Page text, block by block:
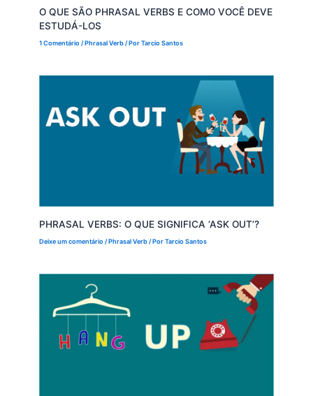
O QUE SÃO PHRASAL VERBS E COMO VOCÊ DEVE
ESTUDÁ-LOS
1 Comentário /Phrasal Verb/ PorTarcio Santos
PHRASAL VERBS: O QUE SIGNIFICA ‘ASK OUT’?
Deixe um comentário /Phrasal Verb/ PorTarcio Santos